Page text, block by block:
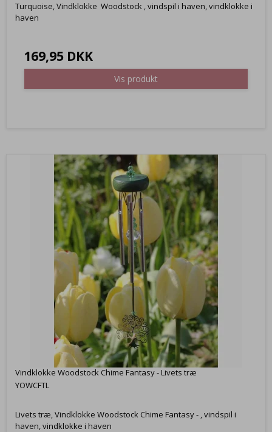
Turquoise, Vindklokke Woodstock , vindspil i haven, vindklokke i
haven
169,95 DKK
Vis produkt
Vindklokke Woodstock Chime Fantasy - Livets træ
YOWCFTL
Livets træ, Vindklokke Woodstock Chime Fantasy - , vindspil i
haven, vindklokke i haven